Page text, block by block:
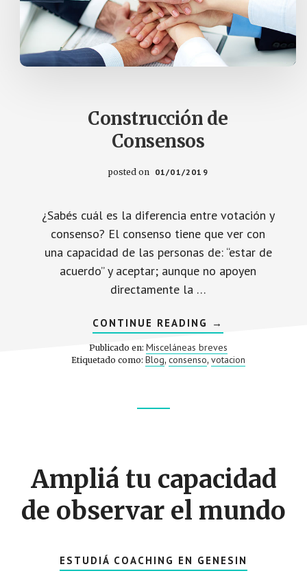
Construcción de
Consensos
posted on 01/01/2019
¿Sabés cuál es la diferencia entre votación y
consenso? El consenso tiene que ver con
una capacidad de las personas de: “estar de
acuerdo” y aceptar; aunque no apoyen
directamente la …
CONTINUE READING ACERCA
DE
CONSTRUCCIÓN
DE
CONSENSOS
→
Publicado en: Misceláneas breves
Etiquetado como: Blog, consenso, votacion
Ampliá tu capacidad
de observar el mundo
ESTUDIÁ COACHING EN GENESIN